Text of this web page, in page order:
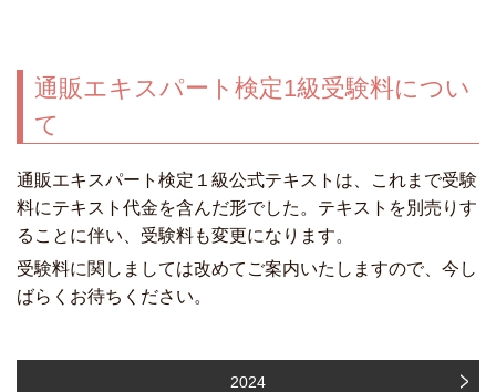
通販エキスパート検定1級受験料につい
て
通販エキスパート検定１級公式テキストは、これまで受験
料にテキスト代金を含んだ形でした。テキストを別売りす
ることに伴い、受験料も変更になります。
受験料に関しましては改めてご案内いたしますので、今し
ばらくお待ちください。
2024